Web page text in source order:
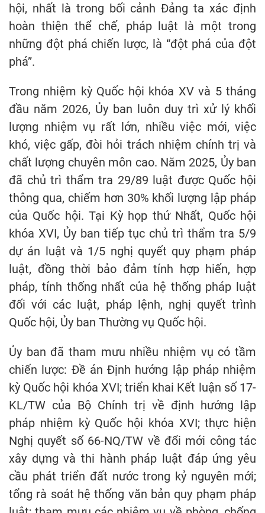
hội, nhất là trong bối cảnh Đảng ta xác định
hoàn thiện thể chế, pháp luật là một trong
những đột phá chiến lược, là “đột phá của đột
phá”.
Trong nhiệm kỳ Quốc hội khóa XV và 5 tháng
đầu năm 2026, Ủy ban luôn duy trì xử lý khối
lượng nhiệm vụ rất lớn, nhiều việc mới, việc
khó, việc gấp, đòi hỏi trách nhiệm chính trị và
chất lượng chuyên môn cao. Năm 2025, Ủy ban
đã chủ trì thẩm tra 29/89 luật được Quốc hội
thông qua, chiếm hơn 30% khối lượng lập pháp
của Quốc hội. Tại Kỳ họp thứ Nhất, Quốc hội
khóa XVI, Ủy ban tiếp tục chủ trì thẩm tra 5/9
dự án luật và 1/5 nghị quyết quy phạm pháp
luật, đồng thời bảo đảm tính hợp hiến, hợp
pháp, tính thống nhất của hệ thống pháp luật
đối với các luật, pháp lệnh, nghị quyết trình
Quốc hội, Ủy ban Thường vụ Quốc hội.
Ủy ban đã tham mưu nhiều nhiệm vụ có tầm
chiến lược: Đề án Định hướng lập pháp nhiệm
kỳ Quốc hội khóa XVI; triển khai Kết luận số 17-
KL/TW của Bộ Chính trị về định hướng lập
pháp nhiệm kỳ Quốc hội khóa XVI; thực hiện
Nghị quyết số 66-NQ/TW về đổi mới công tác
xây dựng và thi hành pháp luật đáp ứng yêu
cầu phát triển đất nước trong kỷ nguyên mới;
tổng rà soát hệ thống văn bản quy phạm pháp